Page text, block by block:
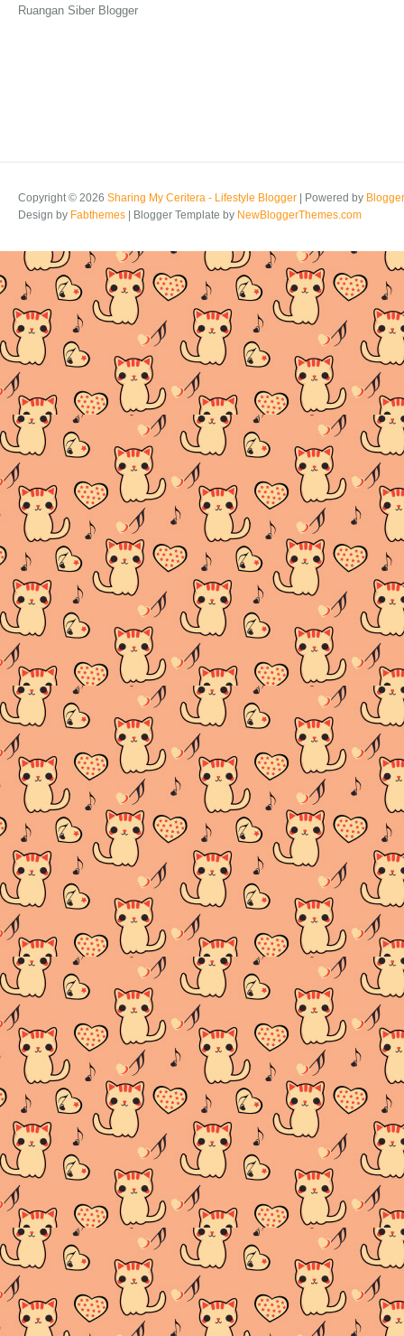
Ruangan Siber Blogger
Copyright © 2026 Sharing My Ceritera - Lifestyle Blogger | Powered by Blogger
Design by Fabthemes | Blogger Template by NewBloggerThemes.com